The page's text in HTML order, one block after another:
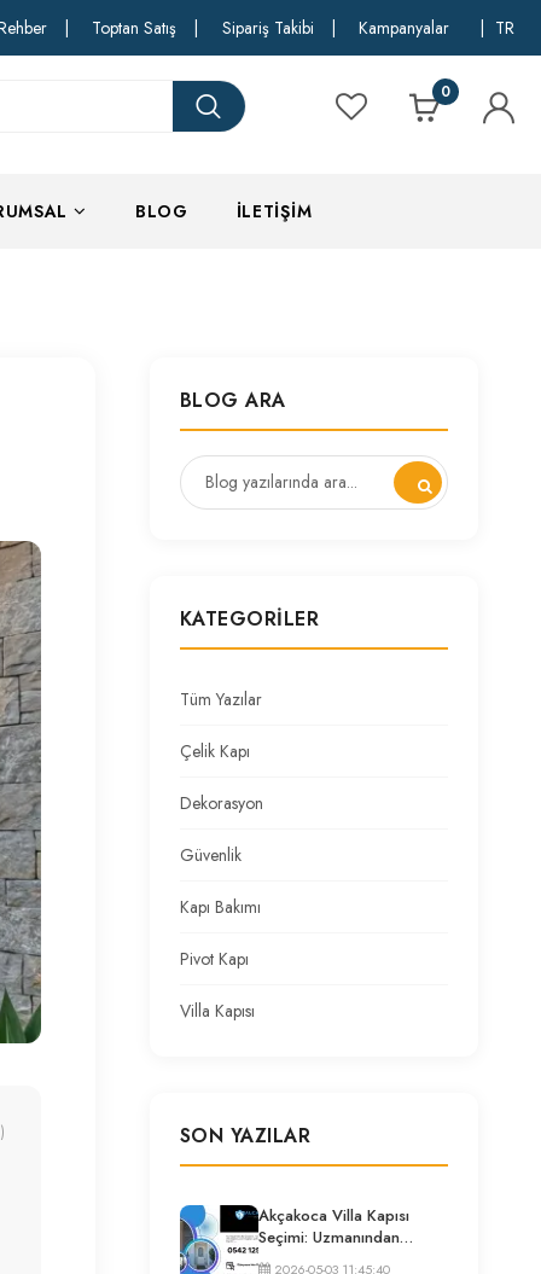
Toptan Satış Sipariş Takibi Kampanyalar TR
0
BLOG İLETIŞIM
BLOG ARA
KATEGORILER
Tüm Yazılar
Çelik Kapı
Dekorasyon
Güvenlik
Kapı Bakımı
Pivot Kapı
Villa Kapısı
SON YAZILAR
Akçakoca Villa Kapısı
Seçimi: Uzmanından
Güvenlik ve İzolasyon
2026-05-03 11:45:40